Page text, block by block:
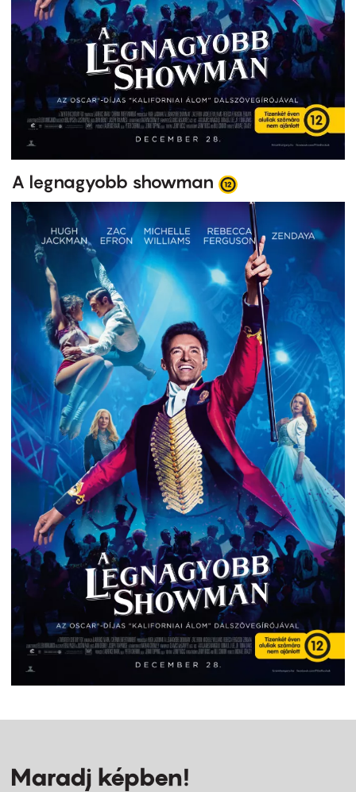
A legnagyobb showman
Maradj képben!